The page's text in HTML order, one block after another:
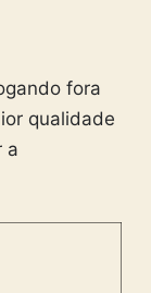
fora
qualidade
a